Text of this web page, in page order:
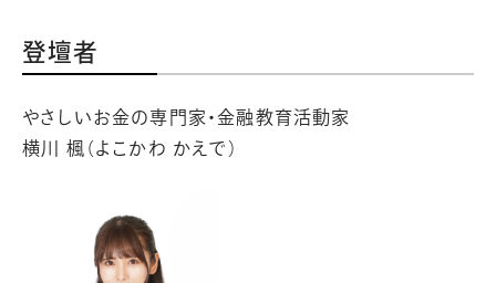
登壇者
やさしいお金の専門家・金融教育活動家
横川 楓（よこかわ かえで）